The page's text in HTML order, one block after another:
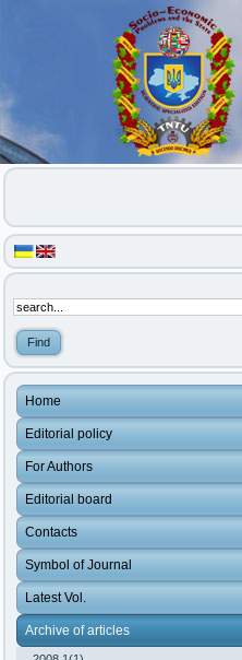
Home
Editorial policy
For Authors
Editorial board
Contacts
Symbol of Journal
Latest Vol.
Archive of articles